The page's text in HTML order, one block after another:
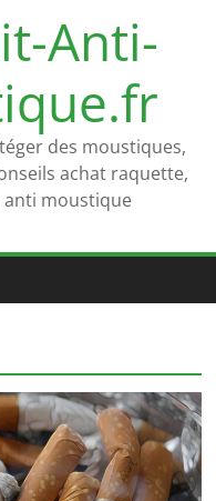
Anti-
des moustiques,
achat raquette,
anti moustique